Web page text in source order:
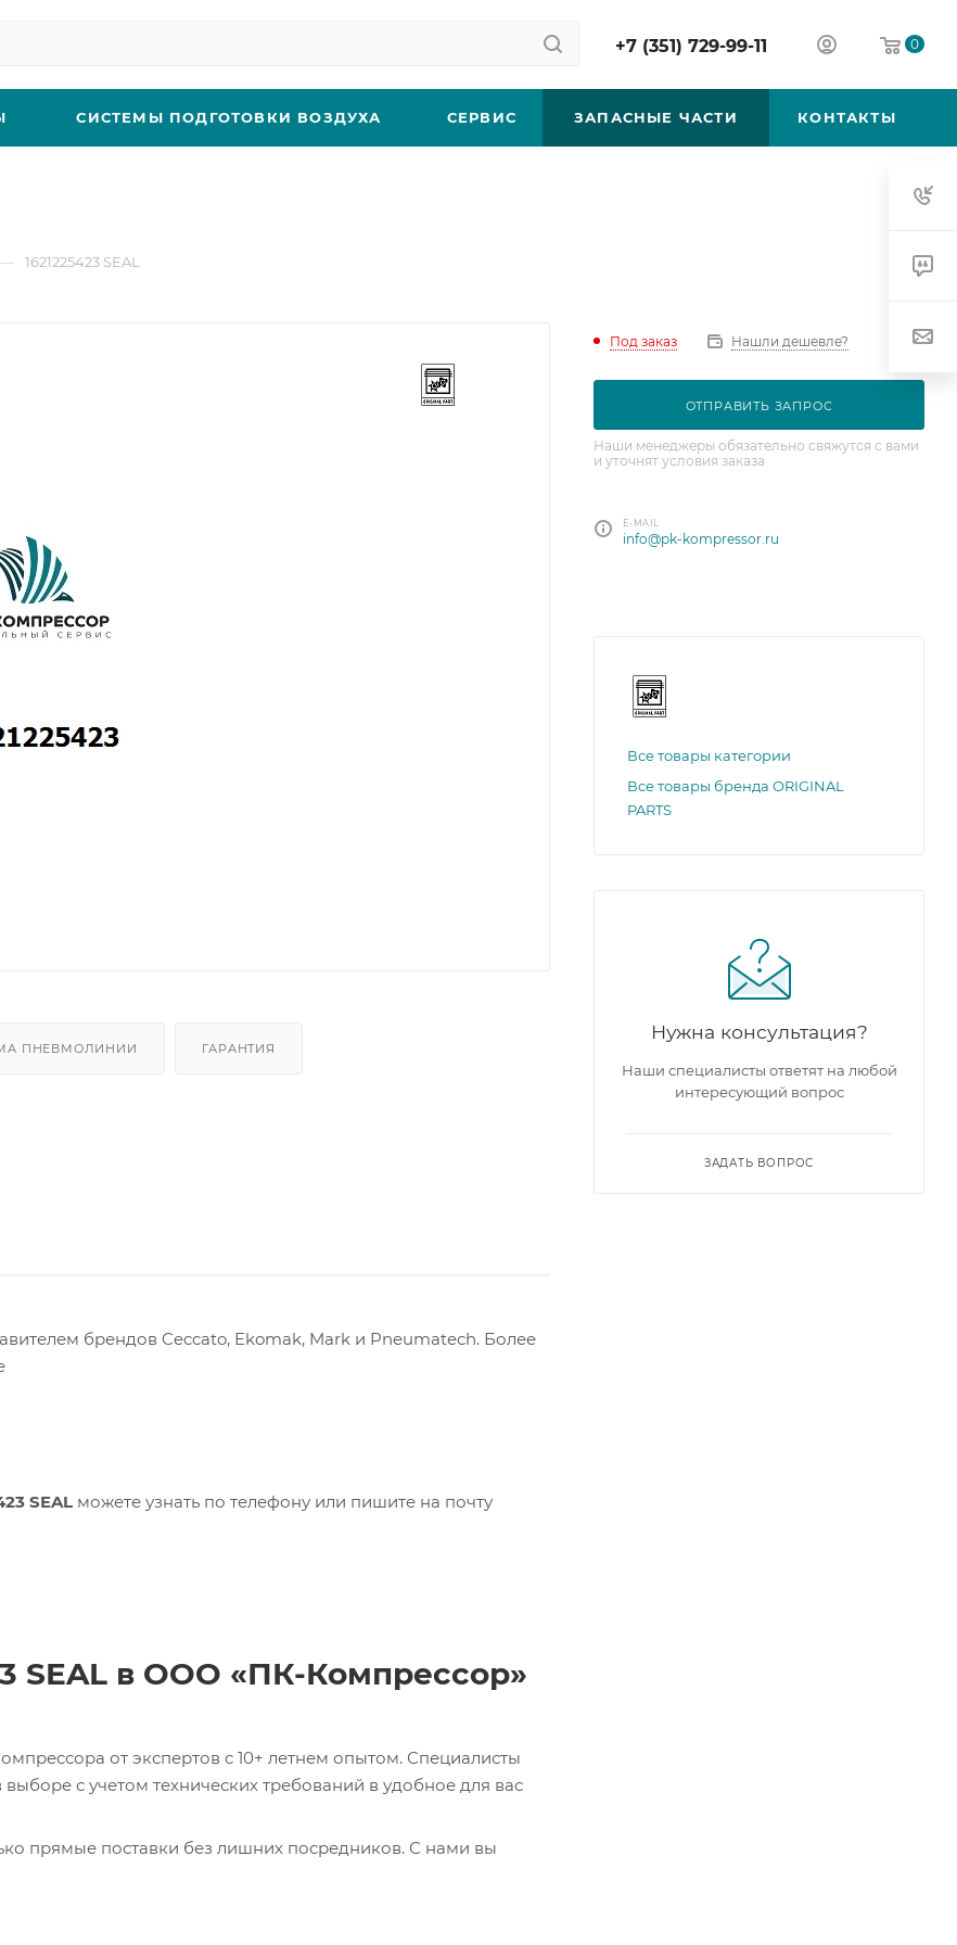
+7 (351) 729-99-11 0
СИСТЕМЫ ПОДГОТОВКИ ВОЗДУХА СЕРВИС ЗАПАСНЫЕ ЧАСТИ КОНТАКТЫ
1621225423 SEAL
ПНЕВМОЛИНИИ ГАРАНТИЯ
брендов Ceccato, Ekomak, Mark и Pneumatech. Более
SEAL можете узнать по телефону или пишите на почту
SEAL в ООО «ПК-Компрессор»
от экспертов с 10+ летнем опытом. Специалисты
с учетом технических требований в удобное для вас
прямые поставки без лишних посредников. С нами вы
Под заказ Нашли дешевле?
ОТПРАВИТЬ ЗАПРОС
Наши менеджеры обязательно свяжутся с вами
и уточнят условия заказа
E-MAIL
info@pk-kompressor.ru
Все товары категории
Все товары бренда ORIGINAL
PARTS
Нужна консультация?
Наши специалисты ответят на любой
интересующий вопрос
ЗАДАТЬ ВОПРОС